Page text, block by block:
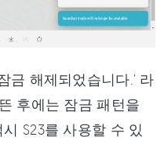
금 해제되었습니다.' 라
후에는 잠금 패턴을
S23를 사용할 수 있